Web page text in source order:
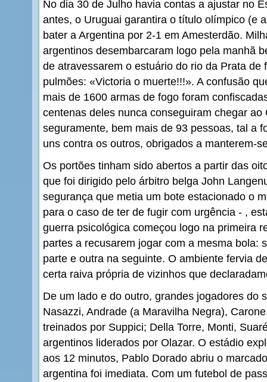
No dia 30 de Julho havia contas a ajustar no
antes, o Uruguai garantira o título olímpico (e
bater a Argentina por 2-1 em Amesterdão.
argentinos desembarcaram logo pela manhã
de atravessarem o estuário do rio da Prata de
pulmões: «Victoria o muerte!!!». A confusão
mais de 1600 armas de fogo foram
centenas deles nunca conseguiram chegar
seguramente, bem mais de 93 pessoas, tal a
uns contra os outros, obrigados a manterem-
Os portões tinham sido abertos a partir das
que foi dirigido pelo árbitro belga John
segurança que metia um bote estacionado o
para o caso de ter de fugir com urgência - ,
guerra psicológica começou logo na primeira
partes a recusarem jogar com a mesma bola:
parte e outra na seguinte. O ambiente fervia
certa raiva própria de vizinhos que
De um lado e do outro, grandes jogadores do
Nasazzi, Andrade (a Maravilha Negra),
treinados por Suppici; Della Torre, Monti,
argentinos liderados por Olazar. O estádio
aos 12 minutos, Pablo Dorado abriu o
argentina foi imediata. Com um futebol de